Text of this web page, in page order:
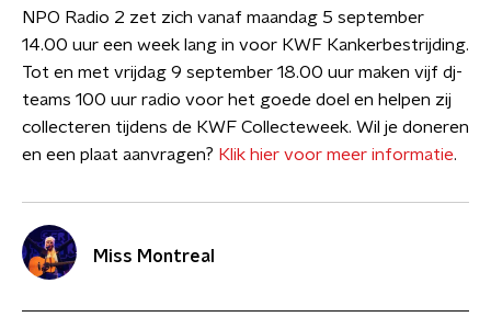
NPO Radio 2 zet zich vanaf maandag 5 september
14.00 uur een week lang in voor KWF Kankerbestrijding.
Tot en met vrijdag 9 september 18.00 uur maken vijf dj-
teams 100 uur radio voor het goede doel en helpen zij
collecteren tijdens de KWF Collecteweek. Wil je doneren
en een plaat aanvragen? Klik hier voor meer informatie.
Miss Montreal